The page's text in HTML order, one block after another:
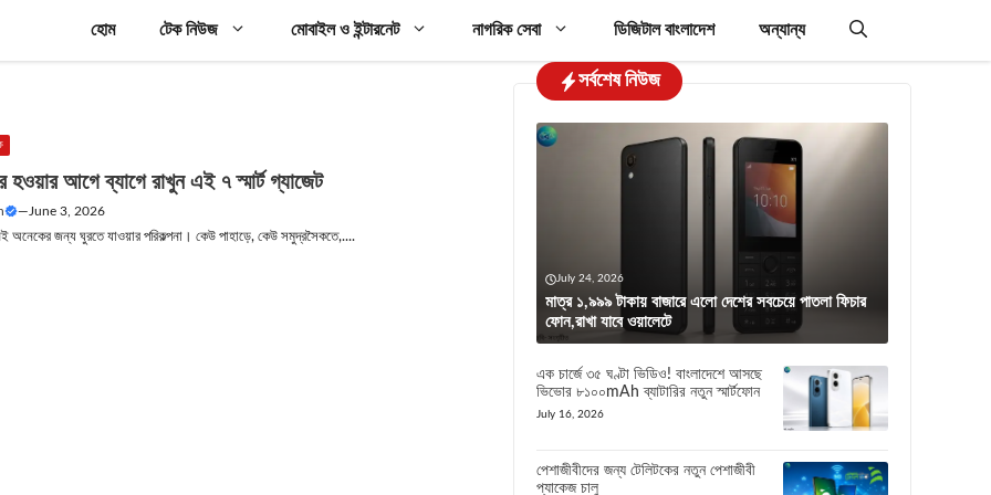
হোম টেক নিউজ মোবাইল ও ইন্টারনেট নাগরিক সেবা ডিজিটাল বাংলাদেশ অন্যান্য
হওয়ার আগে ব্যাগে রাখুন এই ৭ স্মার্ট গ্যাজেট
— June 3, 2026
অনেকের জন্য ঘুরতে যাওয়ার পরিকল্পনা। কেউ পাহাড়ে, কেউ সমুদ্রসৈকতে,....
সর্বশেষ নিউজ
July 24, 2026
মাত্র ১,৯৯৯ টাকায় বাজারে এলো দেশের সবচেয়ে পাতলা ফিচার
ফোন,রাখা যাবে ওয়ালেটে
এক চার্জে ৩৫ ঘণ্টা ভিডিও! বাংলাদেশে আসছে
ভিভোর ৮১০০mAh ব্যাটারির নতুন স্মার্টফোন
July 16, 2026
পেশাজীবীদের জন্য টেলিটকের নতুন পেশাজীবী
প্যাকেজ চালু